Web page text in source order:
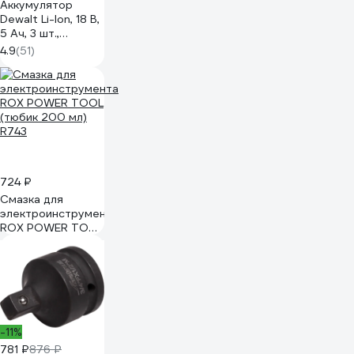
Аккумулятор
Dewalt Li-Ion, 18 В,
5 Ач, 3 шт.,
DCB184P3
DCB184P3-XJ
4.9(51)
724 ₽
Смазка для
электроинструмента
ROX POWER TOOL
-11%
781 ₽876 ₽